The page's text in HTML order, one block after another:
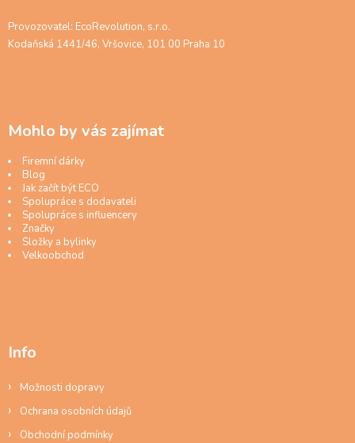
Provozovatel: EcoRevolution, s.r.o.
Kodaňská 1441/46, Vršovice, 101 00 Praha 10
Mohlo by vás zajímat
Firemní dárky
Blog
Jak začít být ECO
Spolupráce s dodavateli
Spolupráce s influencery
Značky
Složky a bylinky
Velkoobchod
Info
Možnosti dopravy
Ochrana osobních údajů
Obchodní podmínky